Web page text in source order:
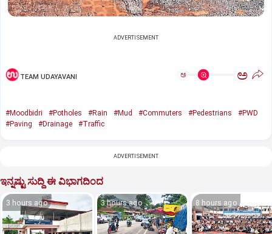
ADVERTISEMENT
TEAM UDAYAVANI ಅ ಅ
#Moodbidri #Potholes #Rain #Mud #Commuters #Pedestrians
#PWD
#Paving
#Drainage #Traffic
ADVERTISEMENT
ಇನ್ನಷ್ಟು ಸುದ್ದಿ ಈ ವಿಭಾಗದಿಂದ
3 hours ago 3 hours ago 8 hours ago